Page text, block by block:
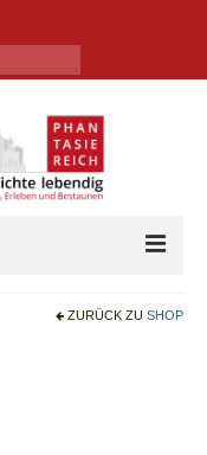
ZURÜCK ZU SHOP